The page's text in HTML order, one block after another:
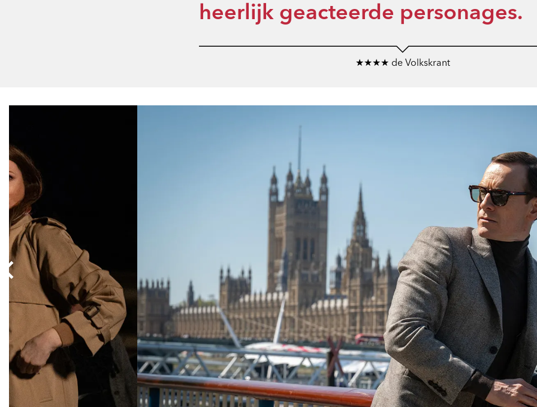
heerlijk geacteerde personages.
★★★★ de Volkskrant